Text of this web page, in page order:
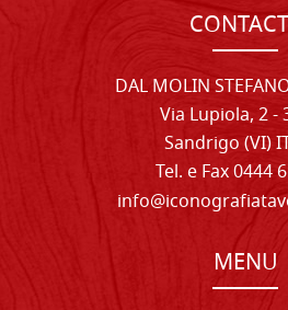
DAL MOLIN
Via Lupiola, 2 -
Sandrigo (VI)
Tel. e Fax 0444
MENU